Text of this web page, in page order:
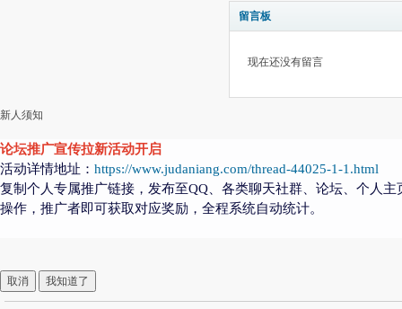
留言板
现在还没有留言
新人须知
论坛推广宣传拉新活动开启
活动详情地址： https://www.judaniang.com/thread-44025-1-1.html
复制个人专属推广链接，发布至QQ、各类聊天社群、论坛、个人
操作，推广者即可获取对应奖励，全程系统自动统计。
取消 我知道了